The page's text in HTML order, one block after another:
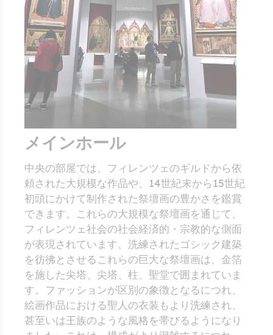
メインホール
中央の部屋では、フィレンツェのギルドから依
頼された大規模な作品や、14世紀末から15世紀
初頭にかけて制作された祭壇画の豊かさを鑑賞
できます。これらの大規模な祭壇画を通じて、
フィレンツェ社会の社会経済的・宗教的な側面
が表現されています。洗練されたゴシック建築
を彷彿とさせるこれらの巨大な祭壇画は、金箔
を施した尖塔、尖塔、柱、聖堂で囲まれていま
す。ファッションが区別の象徴となるにつれ、
絵画作品における聖人の衣装もより洗練され、
甚至いは王族のような風格を帯びるようになり